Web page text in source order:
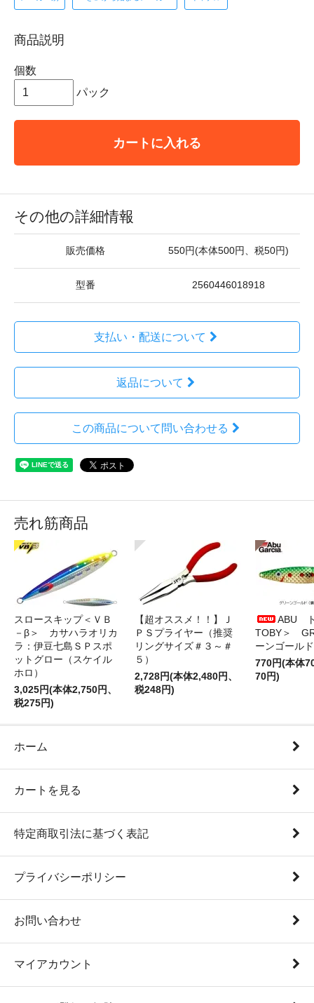
商品説明
個数
パック
カートに入れる
その他の詳細情報
販売価格 550円(本体500円、税50円)
型番 2560446018918
支払い・配送について
返品について
この商品について問い合わせる
売れ筋商品
スロースキップ＜ＶＢ
－β＞ カサハラオリカ
ラ：伊豆七島ＳＰスポ
ットグロー（スケイル
ホロ）
3,025円(本体2,750円、
税275円)
【超オススメ！！】Ｊ
ＰＳプライヤー（推奨
リングサイズ＃３～＃
５）
2,728円(本体2,480円、
税248円)
ABU
TOBY＞
ーンゴールド
770円(本体
70円)
ホーム
カートを見る
特定商取引法に基づく表記
プライバシーポリシー
お問い合わせ
マイアカウント